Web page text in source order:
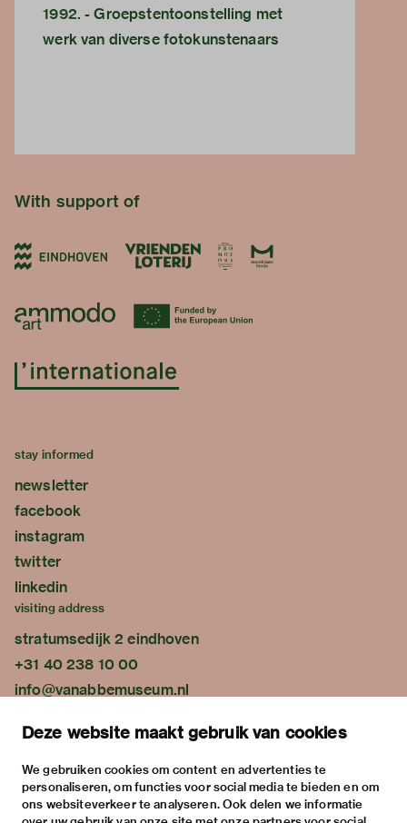
Deze website maakt gebruik van cookies
We gebruiken cookies om content en advertenties te
personaliseren, om functies voor social media te bieden en om
ons websiteverkeer te analyseren. Ook delen we informatie
1992. - Groepstentoonstelling met
werk van diverse fotokunstenaars
With support of
stay informed
newsletter
facebook
instagram
twitter
linkedin
visiting address
stratumsedijk 2 eindhoven
+31 40 238 10 00
info@vanabbemuseum.nl
exhibitions
activities
practical information
about